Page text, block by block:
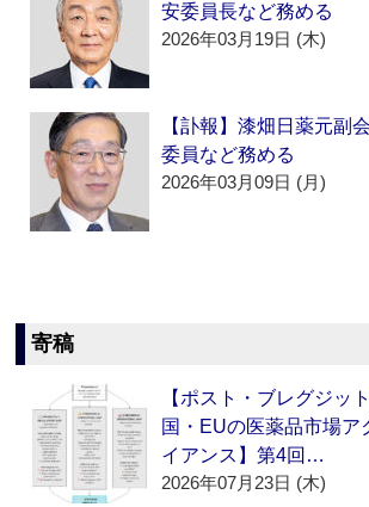
安委員長など務める
2026年03月19日 (木)
【訃報】漆畑日薬元副
委員など務める
2026年03月09日 (月)
寄稿
【ポスト・ブレグジッ
国・EUの医薬品市場ア
イアンス】第4回…
2026年07月23日 (木)